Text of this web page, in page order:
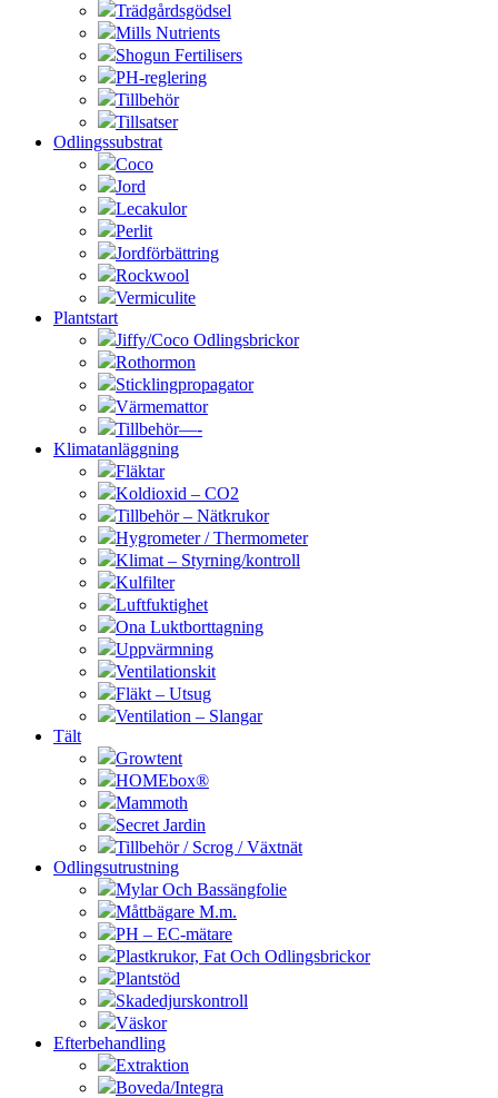
Trädgårdsgödsel
Mills Nutrients
Shogun Fertilisers
PH-reglering
Tillbehör
Tillsatser
Odlingssubstrat
Coco
Jord
Lecakulor
Perlit
Jordförbättring
Rockwool
Vermiculite
Plantstart
Jiffy/Coco Odlingsbrickor
Rothormon
Sticklingpropagator
Värmemattor
Tillbehör—-
Klimatanläggning
Fläktar
Koldioxid – CO2
Tillbehör – Nätkrukor
Hygrometer / Thermometer
Klimat – Styrning/kontroll
Kulfilter
Luftfuktighet
Ona Luktborttagning
Uppvärmning
Ventilationskit
Fläkt – Utsug
Ventilation – Slangar
Tält
Growtent
HOMEbox®
Mammoth
Secret Jardin
Tillbehör / Scrog / Växtnät
Odlingsutrustning
Mylar Och Bassängfolie
Måttbägare M.m.
PH – EC-mätare
Plastkrukor, Fat Och Odlingsbrickor
Plantstöd
Skadedjurskontroll
Väskor
Efterbehandling
Extraktion
Boveda/Integra